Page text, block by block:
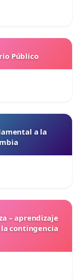
Público
a la
– aprendizaje
contingencia